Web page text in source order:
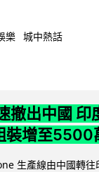
樂 城中熱話
撤出中國 印
裝增至5500
生產線由中國轉往